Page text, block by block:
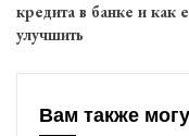
кредита в банке и как
улучшить
Вам также